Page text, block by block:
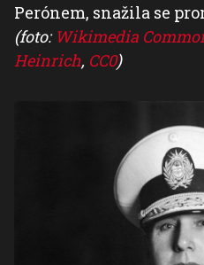
Perónem, snažila se
(foto: Wikimedia
Heinrich, CC0)